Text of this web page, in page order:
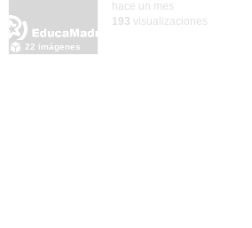
22 imágenes
hace un mes
193 visualizaciones